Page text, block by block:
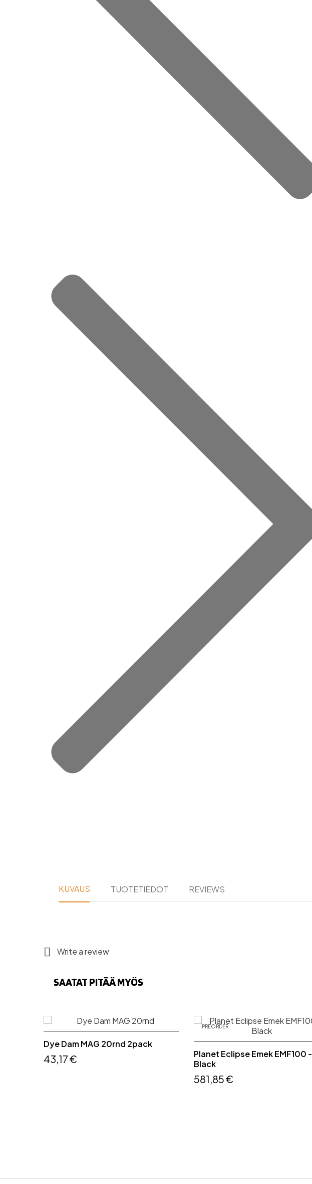
KUVAUS TUOTETIEDOT REVIEWS
 Write a review
SAATAT PITÄÄ MYÖS
Dye Dam MAG 20rnd 2pack
43,17 €
PREORDER
Planet Eclipse Emek EMF100 -
Black
581,85 €